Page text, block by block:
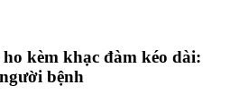
kèm khạc đàm kéo dài:
bệnh